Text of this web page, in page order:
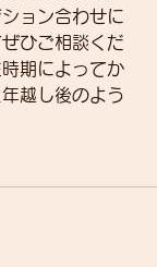
ョン合わせに
ひご相談くだ
期によってか
越し後のよう